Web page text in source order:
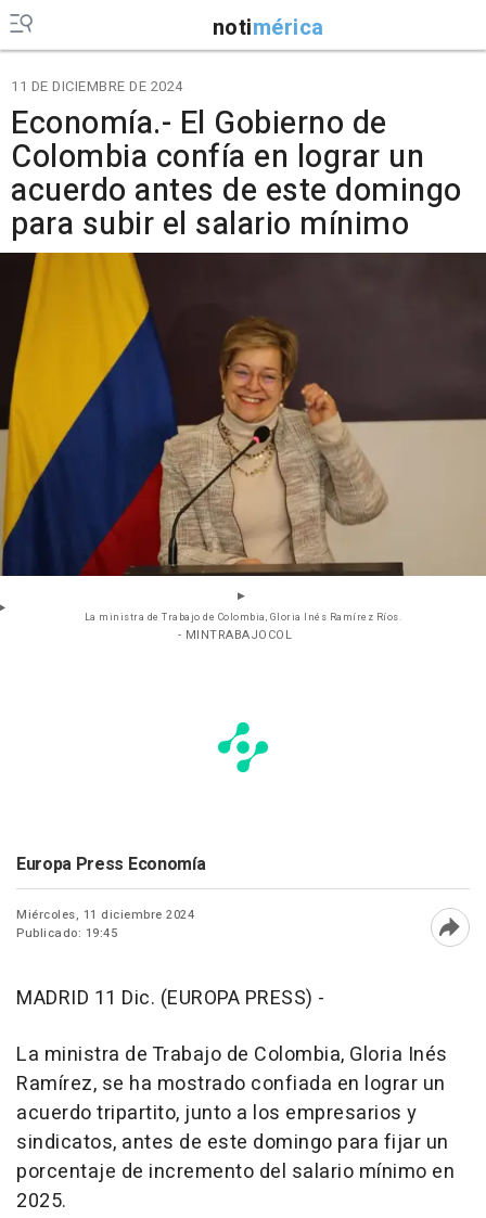
notimérica
11 DE DICIEMBRE DE 2024
Economía.- El Gobierno de
Colombia confía en lograr un
acuerdo antes de este domingo
para subir el salario mínimo
La ministra de Trabajo de Colombia, Gloria Inés Ramírez Ríos.
- MINTRABAJOCOL
Europa Press Economía
Miércoles, 11 diciembre 2024
Publicado: 19:45
MADRID 11 Dic. (EUROPA PRESS) -
La ministra de Trabajo de Colombia, Gloria Inés
Ramírez, se ha mostrado confiada en lograr un
acuerdo tripartito, junto a los empresarios y
sindicatos, antes de este domingo para fijar un
porcentaje de incremento del salario mínimo en
2025.